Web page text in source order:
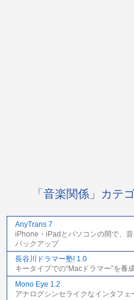
「音楽関係」カテ
AnyTrans 7
iPhone・iPadとパソコンの間で、
バックアップ
長谷川ドラマー塾! 1.0
キータイプでの“Macドラマー”を養
Mono Eye 1.2
アナログシンセライクなインタフ